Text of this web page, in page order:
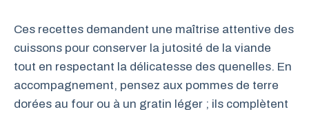
Ces recettes demandent une maîtrise attentive des
cuissons pour conserver la jutosité de la viande
tout en respectant la délicatesse des quenelles. En
accompagnement, pensez aux pommes de terre
dorées au four ou à un gratin léger ; ils complètent